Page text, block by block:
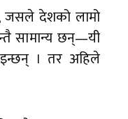
जसले देशको लामो
सामान्य छन्‌—यी
। तर अहिले